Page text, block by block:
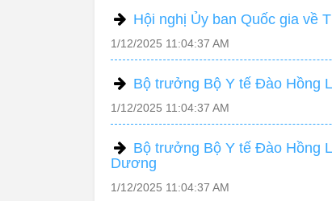
Hội nghị Ủy ban Quốc gia về
1/12/2025 11:04:37 AM
Bộ trưởng Bộ Y tế Đào Hồng
1/12/2025 11:04:37 AM
Bộ trưởng Bộ Y tế Đào Hồng
Dương
1/12/2025 11:04:37 AM